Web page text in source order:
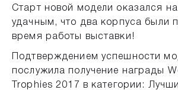
Старт новой модели оказался
удачным, что два корпуса были
время работы выставки!
Подтверждением успешности
послужила получение награды
Trophies 2017 в категории: